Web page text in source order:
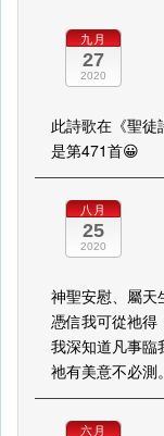
九月
27
2020
此詩歌在《聖徒
是第471首😀
八月
25
2020
神聖安慰、屬天
憑信我可從祂得
我深知道凡事臨
祂有美意不必測。
六月